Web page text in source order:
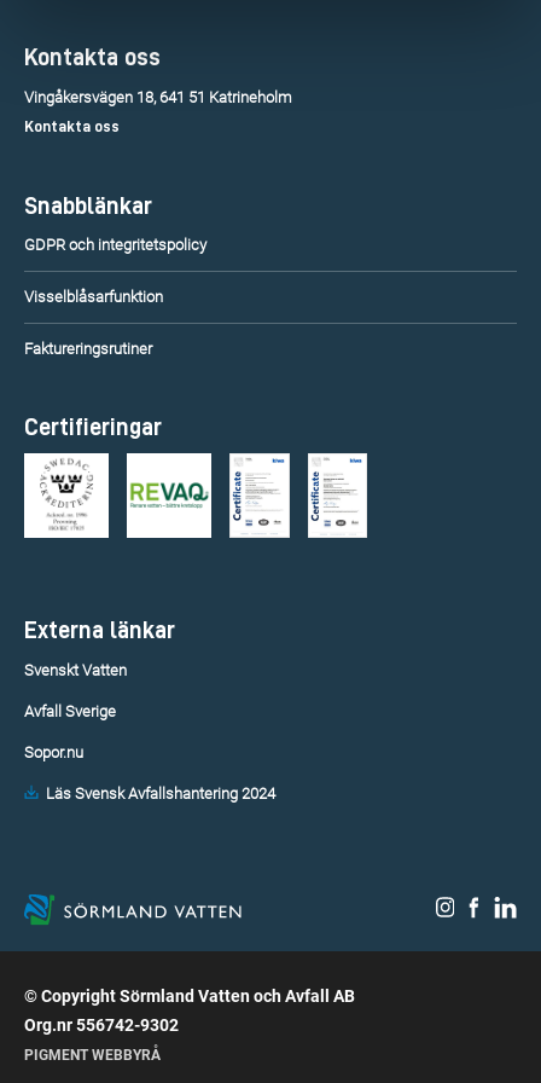
Kontakta oss
Vingåkersvägen 18, 641 51 Katrineholm
Kontakta oss
Snabblänkar
GDPR och integritetspolicy
Visselblåsarfunktion
Faktureringsrutiner
Certifieringar
Externa länkar
Svenskt Vatten
Avfall Sverige
Sopor.nu
Läs Svensk Avfallshantering 2024
© Copyright Sörmland Vatten och Avfall AB
Org.nr 556742-9302
PIGMENT WEBBYRÅ